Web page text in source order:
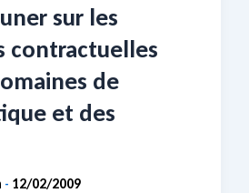
sur les
contractuelles
de
et des
- 12/02/2009